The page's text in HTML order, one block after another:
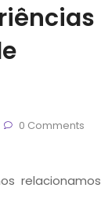
0 Comments
relacionamos